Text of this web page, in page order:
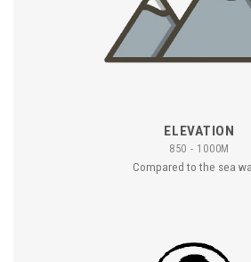
ELEVATION
850 - 1000M
Compared to the sea